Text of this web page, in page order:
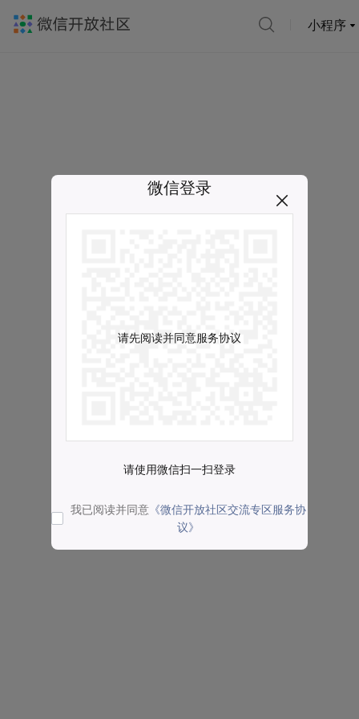
小程序
微信登录
请先阅读并同意服务协议
请使用微信扫一扫登录
我已阅读并同意 《微信开放社区交流专区服务协
议》